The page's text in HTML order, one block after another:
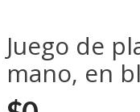
Juego de
mano, en